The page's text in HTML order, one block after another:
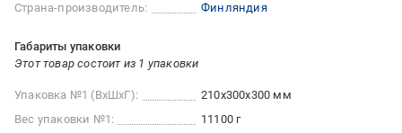
Страна-производитель:
Финляндия
Габариты упаковки
Этот товар состоит из 1 упаковки
Упаковка №1 (ВхШхГ):
210x300x300 мм
Вес упаковки №1:
11100 г